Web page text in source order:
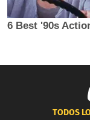
TODOS